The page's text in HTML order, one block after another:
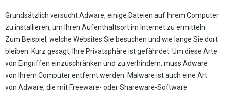
Grundsätzlich versucht Adware, einige Dateien auf Ihrem Computer
zu installieren, um Ihren Aufenthaltsort im Internet zu ermitteln.
Zum Beispiel, welche Websites Sie besuchen und wie lange Sie dort
bleiben. Kurz gesagt, Ihre Privatsphäre ist gefährdet. Um diese Arte
von Eingriffen einzuschränken und zu verhindern, muss Adware
von Ihrem Computer entfernt werden. Malware ist auch eine Art
von Adware, die mit Freeware- oder Shareware-Software